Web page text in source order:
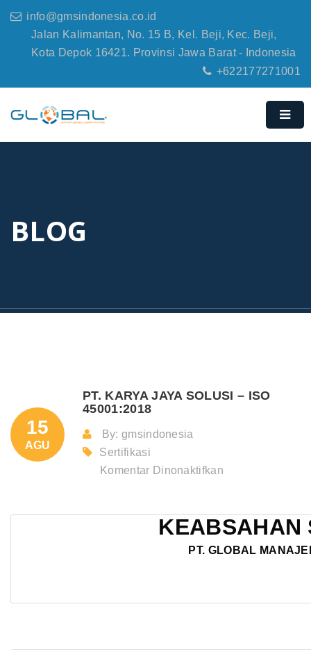
info@gmsindonesia.co.id
Jalan Kalimantan, No. 15 B, Kel. Beji, Kec. Beji,
Kota Depok 16421. Provinsi Jawa Barat - Indonesia
+622177271001
BLOG
15
AGU
PT. KARYA JAYA SOLUSI – ISO
45001:2018
By: gmsindonesia
Sertifikasi
Komentar Dinonaktifkan
JAYA
KEABSAHAN
PT. GLOBAL